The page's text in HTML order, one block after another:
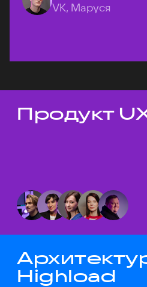
VK, Маруся
Темы докладов
Продукт
Highload